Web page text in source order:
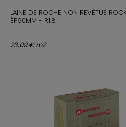
LAINE DE ROCHE NON REVÊTUE
ÉP60MM - R1.8
23,09 € m2